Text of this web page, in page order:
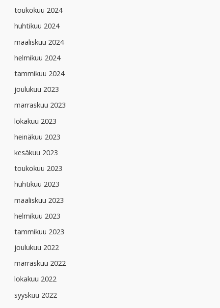
toukokuu 2024
huhtikuu 2024
maaliskuu 2024
helmikuu 2024
tammikuu 2024
joulukuu 2023
marraskuu 2023
lokakuu 2023
heinäkuu 2023
kesäkuu 2023
toukokuu 2023
huhtikuu 2023
maaliskuu 2023
helmikuu 2023
tammikuu 2023
joulukuu 2022
marraskuu 2022
lokakuu 2022
syyskuu 2022